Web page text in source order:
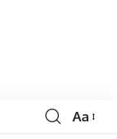
Font
Aa